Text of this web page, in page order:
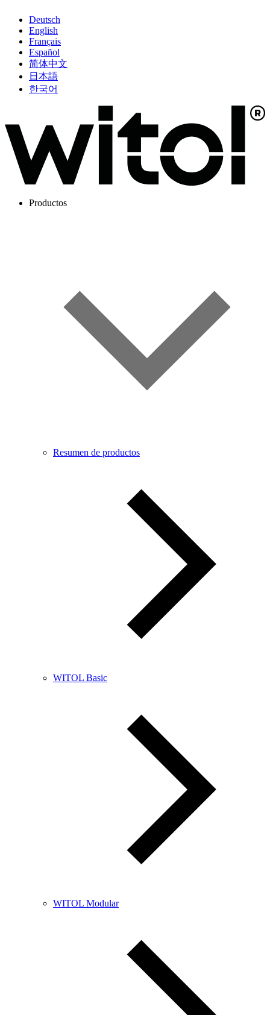
Deutsch
English
Français
Español
简体中文
日本語
한국어
Productos
Resumen de productos
WITOL Basic
WITOL Modular